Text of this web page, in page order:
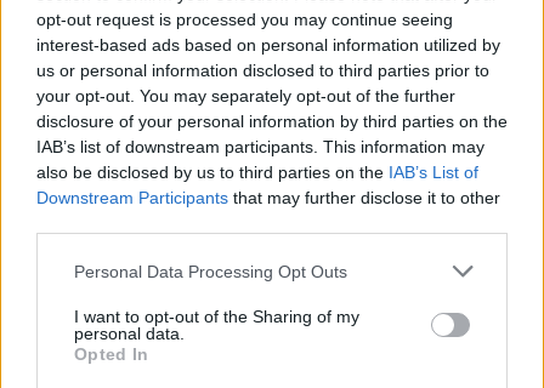
opt-out request is processed you may continue seeing
interest-based ads based on personal information utilized by
us or personal information disclosed to third parties prior to
your opt-out. You may separately opt-out of the further
disclosure of your personal information by third parties on the
IAB’s list of downstream participants. This information may
also be disclosed by us to third parties on the IAB’s List of
Downstream Participants that may further disclose it to other
Please note that this website/app uses one or more Google
not limited to your visit or usage behaviour. You may click to
grant or deny consent to Google and its third-party tags to
use your data for below specified purposes in below Google
Personal Data Processing Opt Outs
I want to opt-out of the Sharing of my
personal data.
Opted In
Molnár Martin előfutamot nyert, Gender
Tamás Junior sérüléssel küzdött a WSK
Super Master Series-ben
Hirszerkesztő - 2023. március 8.